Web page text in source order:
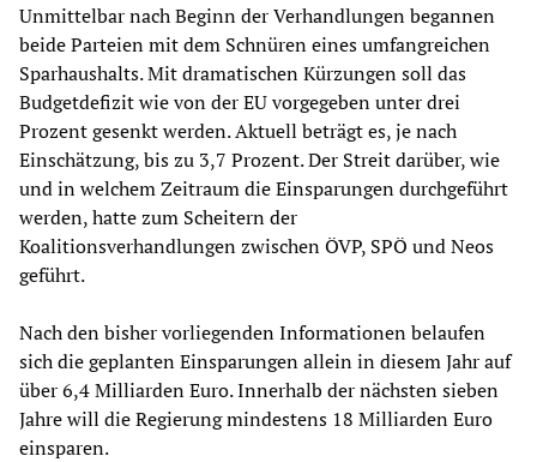
Unmittelbar nach Beginn der Verhandlungen begannen
beide Parteien mit dem Schnüren eines umfangreichen
Sparhaushalts. Mit dramatischen Kürzungen soll das
Budgetdefizit wie von der EU vorgegeben unter drei
Prozent gesenkt werden. Aktuell beträgt es, je nach
Einschätzung, bis zu 3,7 Prozent. Der Streit darüber, wie
und in welchem Zeitraum die Einsparungen durchgeführt
werden, hatte zum Scheitern der
Koalitionsverhandlungen zwischen ÖVP, SPÖ und Neos
geführt.
Nach den bisher vorliegenden Informationen belaufen
sich die geplanten Einsparungen allein in diesem Jahr auf
über 6,4 Milliarden Euro. Innerhalb der nächsten sieben
Jahre will die Regierung mindestens 18 Milliarden Euro
einsparen.